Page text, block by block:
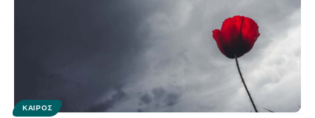
ΚΑΙΡΌΣ